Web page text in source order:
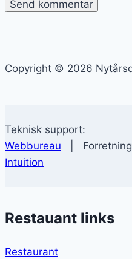
Copyright © 2026
Teknisk support:
Webbureau |
Intuition
Restauant links
Restaurant